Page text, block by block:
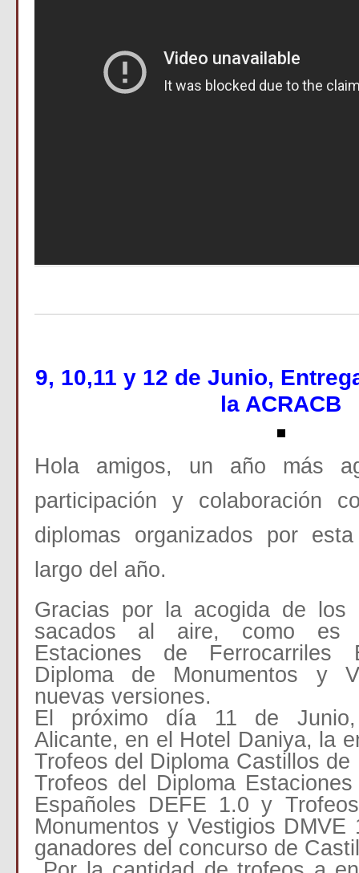
9, 10,11 y 12 de Junio,
la ACRACB
Hola amigos, un año más
participación y colaboración
diplomas organizados por
largo del año.
Gracias por la acogida de los
sacados al aire, como es
Estaciones de
Diploma de Monumentos y
nuevas versiones.
El próximo día 11 de Junio,
Alicante, en el Hotel Daniya, la
Trofeos del Diploma Castillos
Trofeos del Diploma
Españoles DEFE 1.0 y
Monumentos y Vestigios
ganadores del concurso de